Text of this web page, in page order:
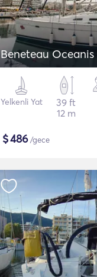
Beneteau
Yelkenli Yat
39 ft
12 m
$486/gece